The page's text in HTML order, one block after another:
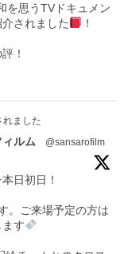
を思うTVドキュメン
されました
！
！
れました
ルム
@sansarofilm
日初日！
。ご来場予定の方は
す